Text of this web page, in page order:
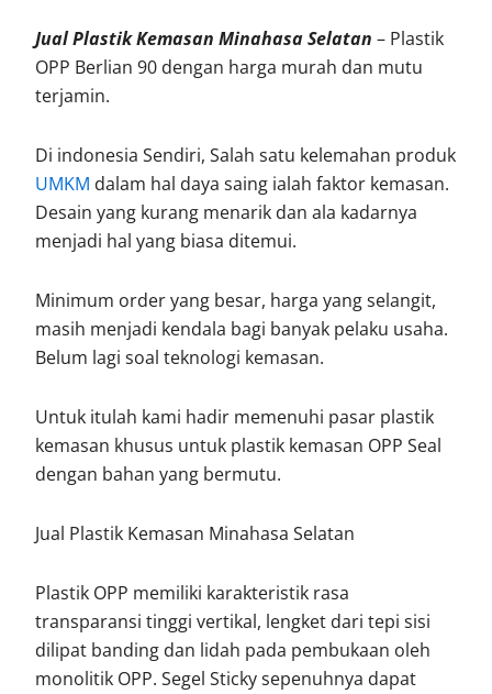
Jual Plastik Kemasan Minahasa Selatan – Plastik
OPP Berlian 90 dengan harga murah dan mutu
terjamin.
Di indonesia Sendiri, Salah satu kelemahan produk
UMKM dalam hal daya saing ialah faktor kemasan.
Desain yang kurang menarik dan ala kadarnya
menjadi hal yang biasa ditemui.
Minimum order yang besar, harga yang selangit,
masih menjadi kendala bagi banyak pelaku usaha.
Belum lagi soal teknologi kemasan.
Untuk itulah kami hadir memenuhi pasar plastik
kemasan khusus untuk plastik kemasan OPP Seal
dengan bahan yang bermutu.
Jual Plastik Kemasan Minahasa Selatan
Plastik OPP memiliki karakteristik rasa
transparansi tinggi vertikal, lengket dari tepi sisi
dilipat banding dan lidah pada pembukaan oleh
monolitik OPP. Segel Sticky sepenuhnya dapat